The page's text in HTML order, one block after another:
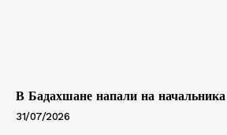
В Бадахшане напали на
31/07/2026